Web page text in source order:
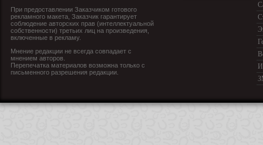
При предоставлении Заказчиком готового
рекламного макета, Заказчик гарантирует
соблюдение авторских прав (интеллектуальной
собственности) третьих лиц на произведения,
включенные в рекламу.
Мнение редакции не всегда совпадает с
мнением авторов.
Перепечатка материалов возможна только с
письменного разрешения редакции.